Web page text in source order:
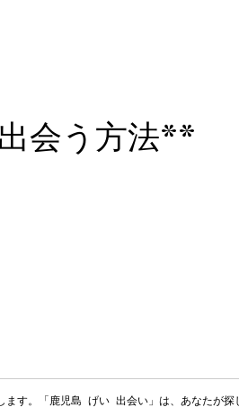
会う方法**
す。「鹿児島 げい 出会い」は、あなたが